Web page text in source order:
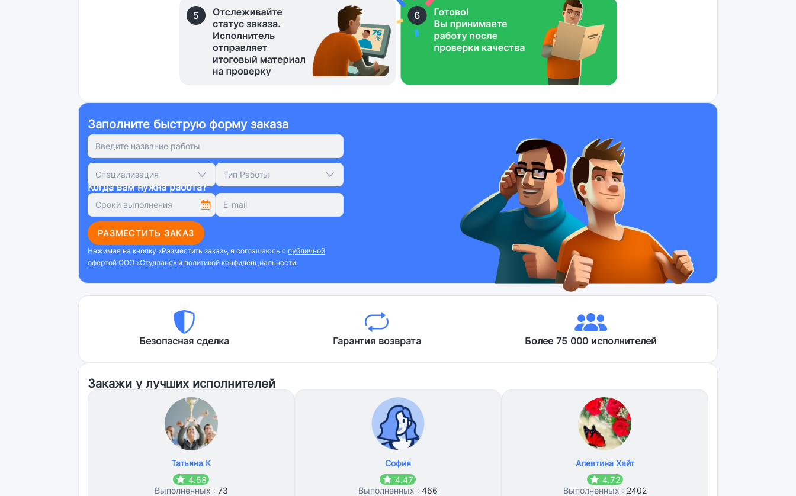
Заполните быструю форму заказа
Специализация Тип Работы
Когда вам нужна работа?
РАЗМЕСТИТЬ ЗАКАЗ
Нажимая на кнопку «Разместить заказ», я соглашаюсь с публичной
офертой ООО «Студланс» и политикой конфиденциальности.
Безопасная сделка Гарантия возврата Более 75 000 исполнителей
Закажи у лучших исполнителей
Татьяна К
4.58
Выполненных : 73
София
4.47
Выполненных : 466
Алевтина Хайт
4.72
Выполненных : 2402